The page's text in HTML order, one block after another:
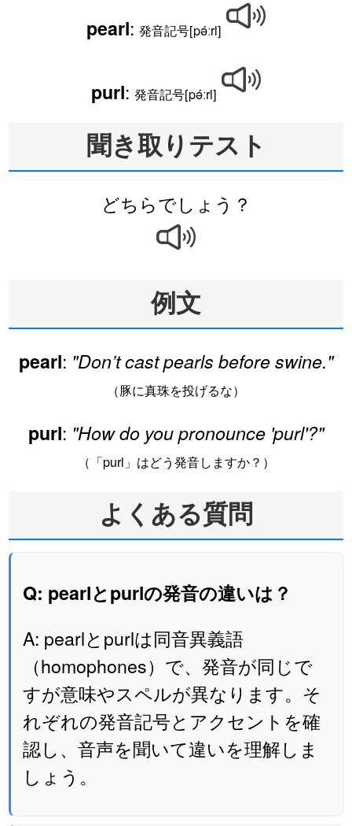
pearl: 発音記号[pə́ːrl]
purl: 発音記号[pə́ːrl]
聞き取りテスト
どちらでしょう？
例文
pearl: "Don’t cast pearls before swine."
（豚に真珠を投げるな）
purl: "How do you pronounce 'purl'?"
（「purl」はどう発音しますか？）
よくある質問
Q: pearlとpurlの発音の違いは？
A: pearlとpurlは同音異義語
（homophones）で、発音が同じで
すが意味やスペルが異なります。そ
れぞれの発音記号とアクセントを確
認し、音声を聞いて違いを理解しま
しょう。